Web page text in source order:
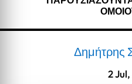
Δημήτρης
2